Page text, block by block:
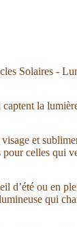
Solaires -
captent la
et
pour celles qui
d’été ou en
qui